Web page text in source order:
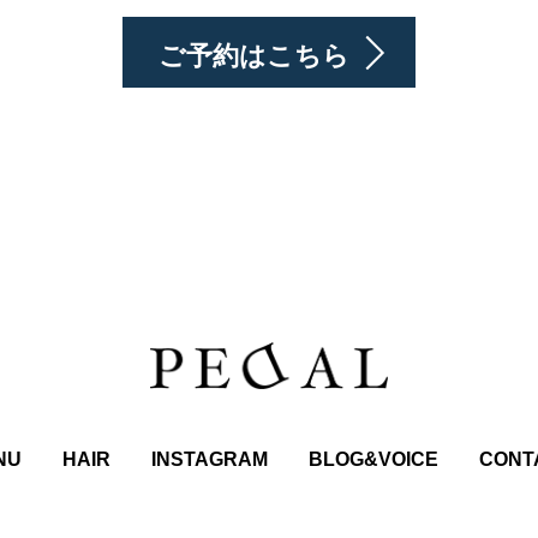
ご予約はこちら
HAIR INSTAGRAM BLOG&VOICE